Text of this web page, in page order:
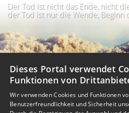
Der Tod ist nicht das Ende, nicht
der Tod ist nur die Wende, Beginn
Dieses Portal verwendet
Funktionen von
Wir verwenden Cookies und Funktionen
Benutzerfreundlichkeit und Sicherheit